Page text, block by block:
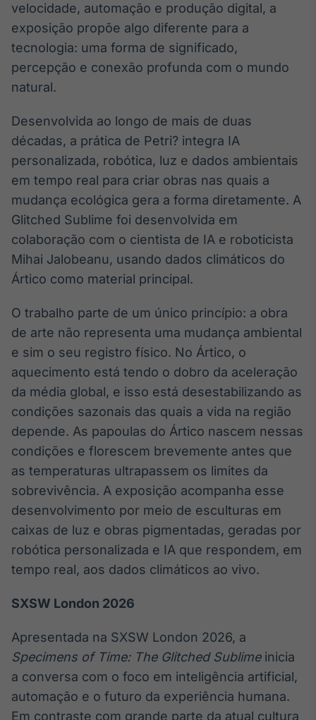
Datafeed
APIs para
integração de
conteúdos e
dados
Ticker
headlines de
notícias
Broadcast
Widgets
Componentes
funcionalidades
Broadcast
Wallboard
Conteúdos e
dados para
displays e telas
Broadcast
Curadoria
Curadoria de
noticiosos
Soluções de
Tecnologia
Broadcast
Monitoramento
inteligente de
Broadcast
plataforma para
analisar fundos
de investimento
no Brasil
velocidade, automação e produção digital, a
exposição propõe algo diferente para a
tecnologia: uma forma de significado,
percepção e conexão profunda com o mundo
natural.
Desenvolvida ao longo de mais de duas
décadas, a prática de Petri? integra IA
personalizada, robótica, luz e dados ambientais
em tempo real para criar obras nas quais a
mudança ecológica gera a forma diretamente. A
Glitched Sublime foi desenvolvida em
colaboração com o cientista de IA e roboticista
Mihai Jalobeanu, usando dados climáticos do
Ártico como material principal.
O trabalho parte de um único princípio: a obra
de arte não representa uma mudança ambiental
e sim o seu registro físico. No Ártico, o
aquecimento está tendo o dobro da aceleração
da média global, e isso está desestabilizando as
condições sazonais das quais a vida na região
depende. As papoulas do Ártico nascem nessas
condições e florescem brevemente antes que
as temperaturas ultrapassem os limites da
sobrevivência. A exposição acompanha esse
desenvolvimento por meio de esculturas em
caixas de luz e obras pigmentadas, geradas por
robótica personalizada e IA que respondem, em
tempo real, aos dados climáticos ao vivo.
SXSW London 2026
Apresentada na SXSW London 2026, a
Specimens of Time: The Glitched Sublimeinicia
a conversa com o foco em inteligência artificial,
automação e o futuro da experiência humana.
Em contraste com grande parte da atual cultura